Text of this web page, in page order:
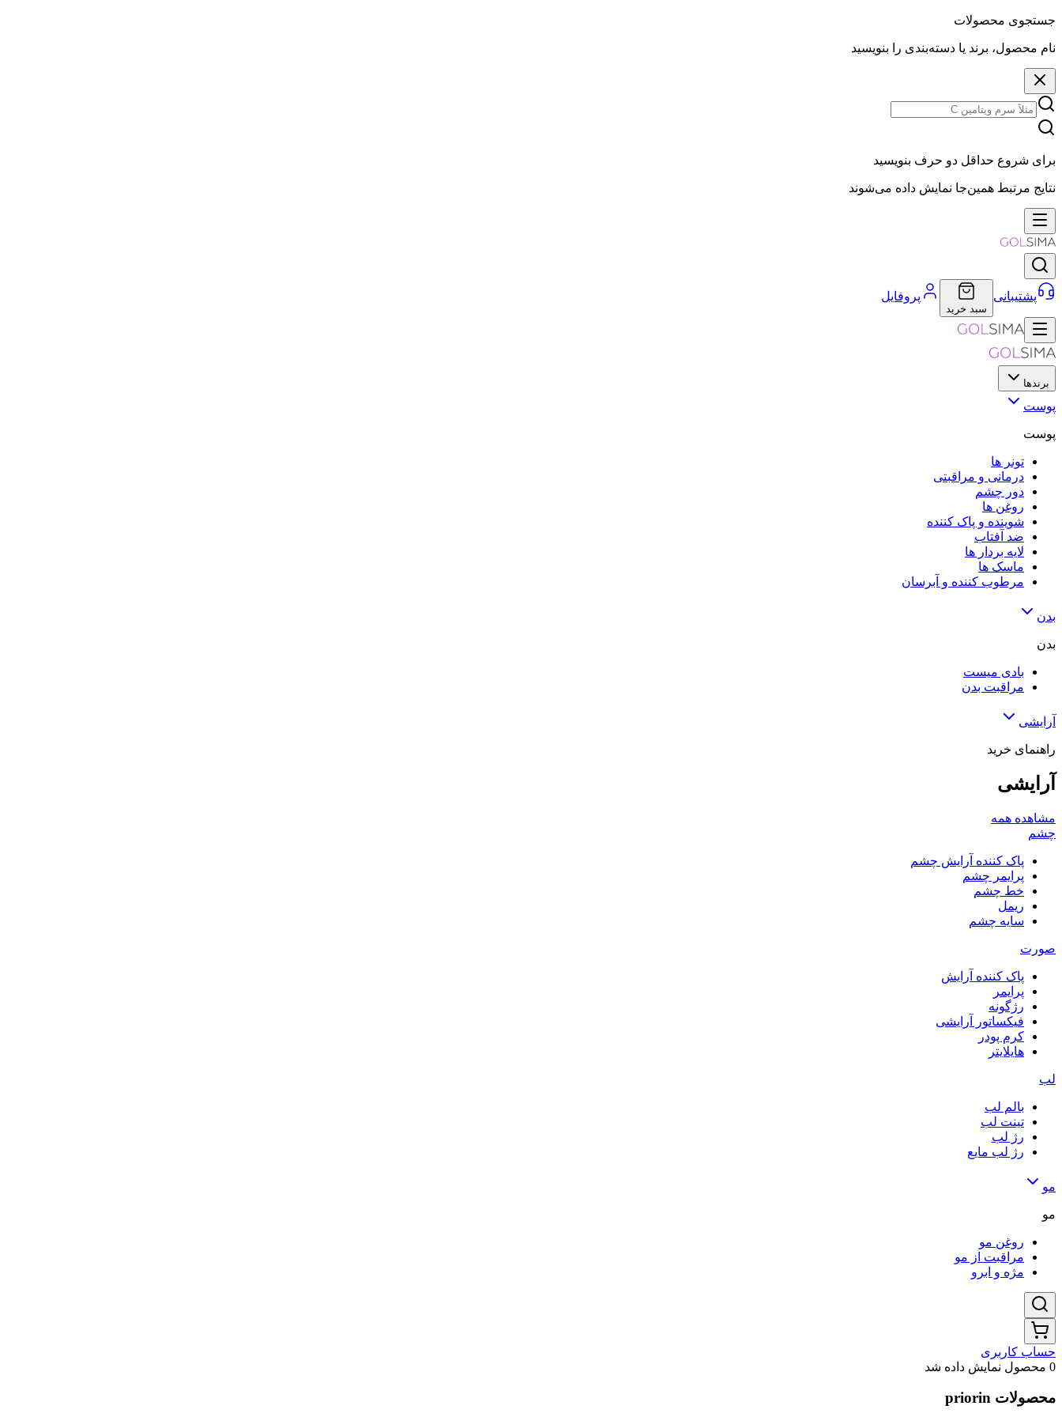
جستجوی محصولات
نام محصول، برند یا دسته‌بندی را بنویسید
برای شروع حداقل دو حرف بنویسید
نتایج مرتبط همین‌جا نمایش داده می‌شوند
پشتیبانی
سبد خرید
پروفایل
برندها
پوست
پوست
تونر ها
درمانی و مراقبتی
دور چشم
روغن ها
شوینده و پاک کننده
ضد آفتاب
لایه‌ بردار ها
ماسک ها
مرطوب کننده و آبرسان
بدن
بدن
بادی میست
مراقبت بدن
آرایشی
راهنمای خرید
آرایشی
مشاهده همه
چشم
پاک کننده آرایش چشم
پرایمر چشم
خط چشم
ریمل
سایه چشم
صورت
پاک کننده آرایش
پرایمر
رژگونه
فیکساتور آرایشی
کرم پودر
هایلایتر
لب
بالم لب
تینت لب
رژ لب
رژ لب مایع
مو
مو
روغن مو
مراقبت از مو
مژه و ابرو
حساب کاربری
0 محصول نمایش داده شد
محصولات priorin